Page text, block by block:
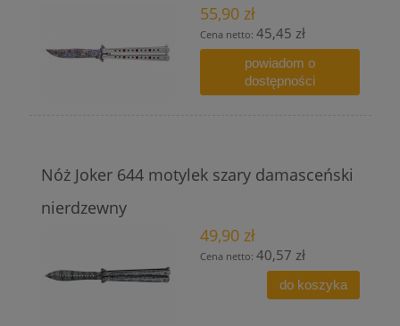
55,90 zł
Cena netto: 45,45 zł
powiadom o
dostępności
Nóż Joker 644 motylek szary damasceński
nierdzewny
49,90 zł
Cena netto: 40,57 zł
do koszyka